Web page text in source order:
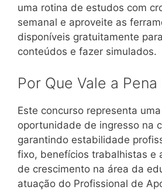
uma rotina de estudos com
semanal e aproveite as
disponíveis gratuitamente
conteúdos e fazer simulados.
Por Que Vale a
Este concurso representa
oportunidade de ingresso na
garantindo estabilidade
fixo, benefícios trabalhistas e
de crescimento na área da
atuação do Profissional de